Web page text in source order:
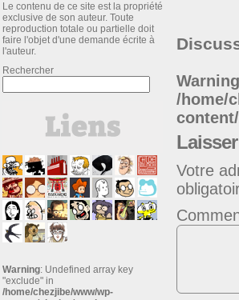
Le contenu de ce site est la propriété
exclusive de son auteur. Toute
reproduction totale ou partielle doit
faire l'objet d'une demande écrite à
l'auteur.
Rechercher
Warning: Undefined array key
"exclude" in
/home/chezjibe/www/wp-
Warning
/home/
Votre